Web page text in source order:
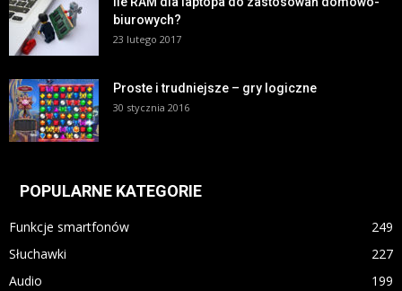
biurowych?
23 lutego 2017
Proste i trudniejsze – gry logiczne
30 stycznia 2016
POPULARNE KATEGORIE
Funkcje smartfonów
249
Słuchawki
227
Audio
199